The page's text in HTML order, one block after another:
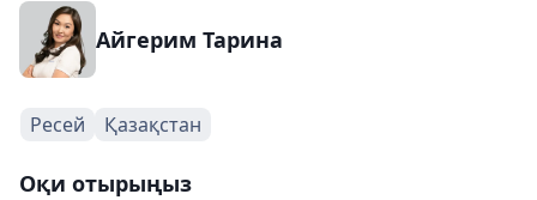
Айгерим Тарина
Ресей Қазақстан
Оқи отырыңыз